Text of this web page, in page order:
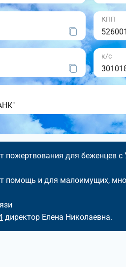
КПП
к/с
пожертвования для беженцев с
помощь и для малоимущих,
директор Елена Николаевна.